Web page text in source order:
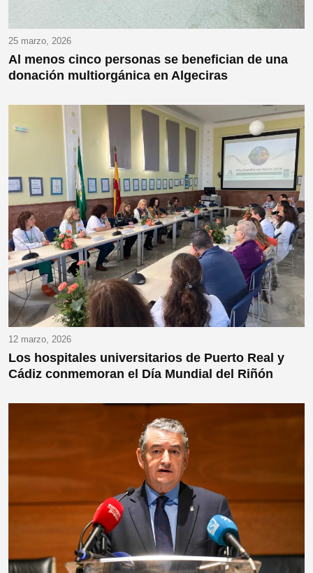
25 marzo, 2026
Al menos cinco personas se benefician de una
donación multiorgánica en Algeciras
12 marzo, 2026
Los hospitales universitarios de Puerto Real y
Cádiz conmemoran el Día Mundial del Riñón